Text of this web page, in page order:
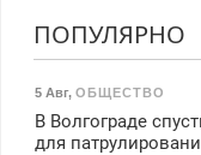
ПОПУЛЯРНО
5 Авг, ОБЩЕСТВО
В Волгограде
для